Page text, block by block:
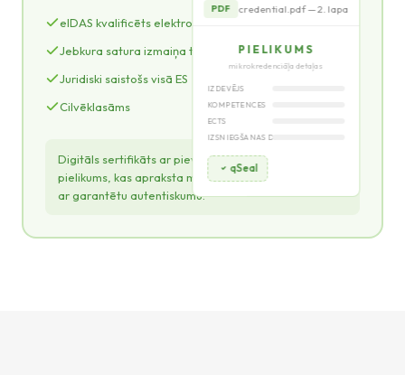
PDF credential.pdf — 2. lapa
PIELIKUMS
mikrokredenciāļa detaļas
IZDEVĒJS
KOMPETENCES
ECTS
IZSNIEGŠANAS DATUMS
qSeal
eIDAS kvalificēts elektroniskais zīmogs
Jebkura satura izmaiņa tiek atklāta
Juridiski saistošs visā ES
Cilvēklasāms
Digitāls sertifikāts ar pievilcīgu vizuālo dizainu un
pielikums, kas apraksta mikrokredenciāļa detaļas —
ar garantētu autentiskumu.